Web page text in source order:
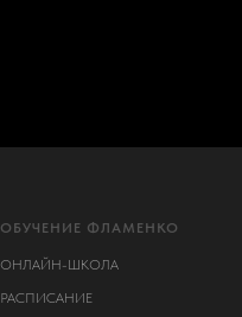
ОБУЧЕНИЕ ФЛАМЕНКО
ОНЛАЙН-ШКОЛА
РАСПИСАНИЕ